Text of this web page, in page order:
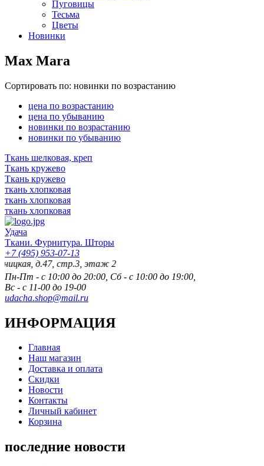
Пуговицы
Тесьма
Цветы
Новинки
Max Mara
Сортировать по: новинки по возрастанию
цена по возрастанию
цена по убыванию
новинки по возрастанию
новинки по убыванию
Ткань шелковая, креп
Ткань кружево
Ткань кружево
ткань хлопковая
ткань хлопковая
ткань хлопковая
Удача
Ткани. Фурнитура. Шторы
+7 (495) 953-07-13
д.47, стр.3, этаж 2
Пн-Пт - с 10:00 до 20:00, Сб - с 10:00 до 19:00,
Вс - с 11-00 до 19-00
udacha.shop@mail.ru
ИНФОРМАЦИЯ
Главная
Наш магазин
Доставка и оплата
Скидки
Новости
Контакты
Личный кабинет
Корзина
последние новости